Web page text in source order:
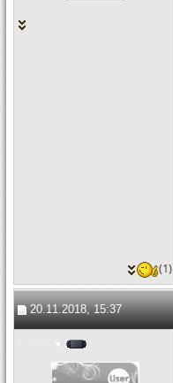
(1)
20.11.2018, 15:37